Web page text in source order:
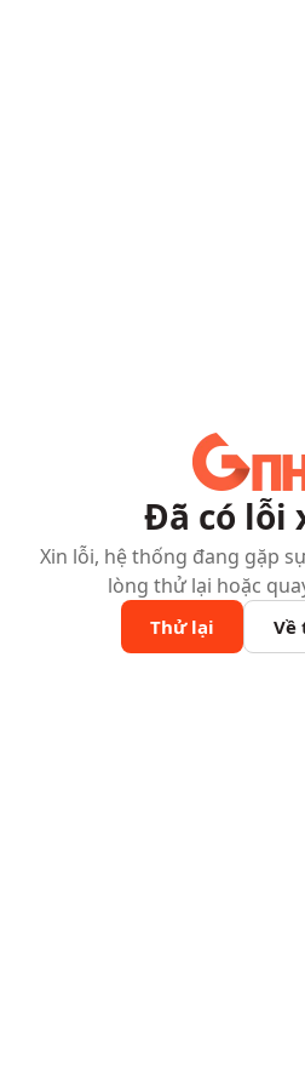
Đã có lỗi
Xin lỗi, hệ thống đang gặp
lòng thử lại hoặc
Thử lại Về